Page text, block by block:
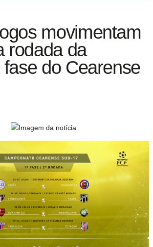
movimentam
rodada da
do Cearense